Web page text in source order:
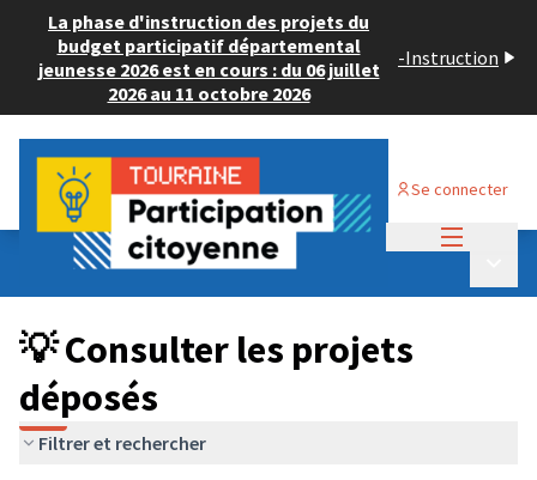
La phase d'instruction des projets du
budget participatif départemental
jeunesse 2026 est en cours : du 06 juillet
2026 au 11 octobre 2026
-Instruction
Se connecter
Budget Participatif JEUNESSE 2024
💡 Consulter les projets déposés
💡 Consulter les projets
déposés
Filtrer et rechercher